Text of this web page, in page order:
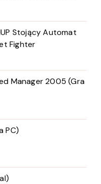
Stojący Automat
Fighter
Manager 2005 (Gra
PC)